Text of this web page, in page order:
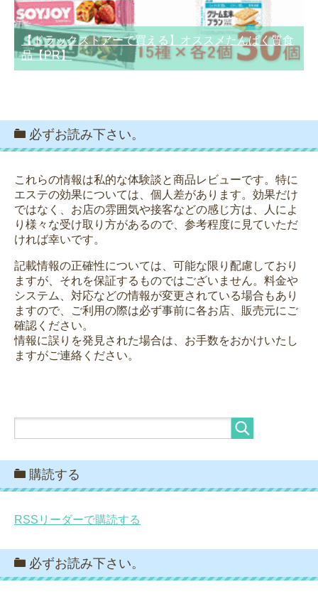
【ドラックストアーで買える】オススメたんぱく質食
品【PR】
必ずお読み下さい。
これらの情報は私的な体験談と商品レビューです。特に
エステの効果については、個人差があります。効果だけ
ではなく、お店の雰囲気や接客などの感じ方は、人によ
り様々な受け取り方があるので、参考程度に見ていただ
ければ幸いです。
記載情報の正確性については、可能な限り配慮しており
ますが、それを保証するものではございません。料金や
システム、対応などの情報が変更されている場合もあり
ますので、ご利用の際は必ず事前に各お店、販売元にご
確認ください。
情報に誤りを発見された場合は、お手数をおかけいたし
ますがご連絡ください。
購読する
RSSリーダーで購読する
必ずお読み下さい。